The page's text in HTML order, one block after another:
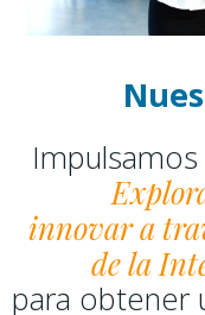
Impulsamos
innovar a
de la
para obtener